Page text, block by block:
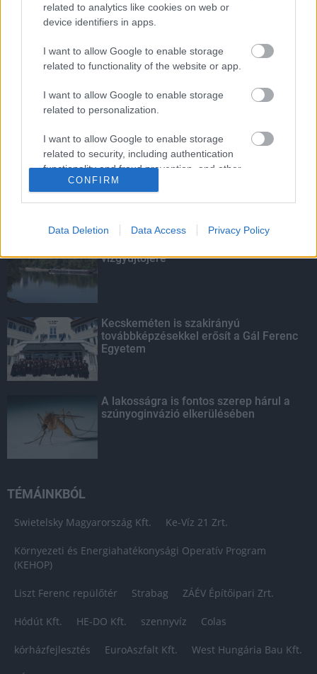
related to analytics like cookies on web or
device identifiers in apps.
I want to allow Google to enable storage
related to functionality of the website or app.
I want to allow Google to enable storage
related to personalization.
I want to allow Google to enable storage
related to security, including authentication
functionality and fraud prevention, and other
user protection.
CONFIRM
Data Deletion Data Access Privacy Policy
Budapest-Pécs, Budapest-Szolnok:
gyorsabb és biztonságosabb lett a vasút
fennakadás nélkül a Híd-csoport
vízgyűjtőjére
Kecskeméten is szakirányú
továbbképzésekkel erősít a Gál Ferenc
Egyetem
A lakosságra is fontos szerep hárul a
szúnyoginvázió elkerülésében
TÉMÁINKBÓL
Swietelsky Magyarország Kft. Ke-Víz 21 Zrt.
Környezeti és Energiahatékonysági Operatív Program
(KEHOP)
Liszt Ferenc repülőtér Strabag ZÁÉV Építőipari Zrt.
Hódút Kft. HE-DO Kft. szennyvíz Colas
kórházfejlesztés EuroAszfalt Kft. West Hungária Bau Kft.